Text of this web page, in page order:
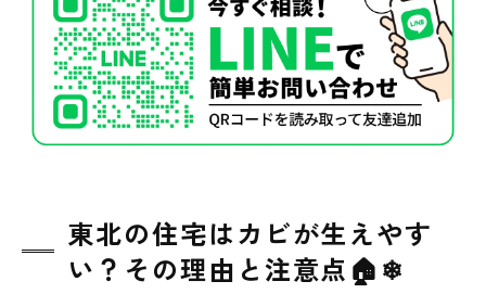
東北の住宅はカビが生えやす
い？その理由と注意点🏠❄